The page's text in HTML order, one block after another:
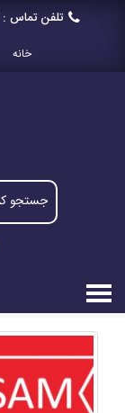
تلفن تماس :
خانه